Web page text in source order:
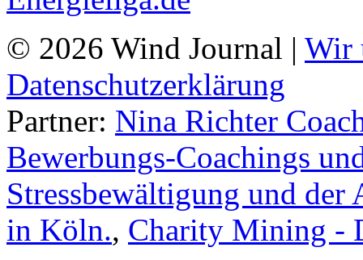
© 2026 Wind Journal | Wir
Datenschutzerklärung
Partner: Nina Richter
Bewerbungs-Coachings
Stressbewältigung und
in Köln., Charity Mining -